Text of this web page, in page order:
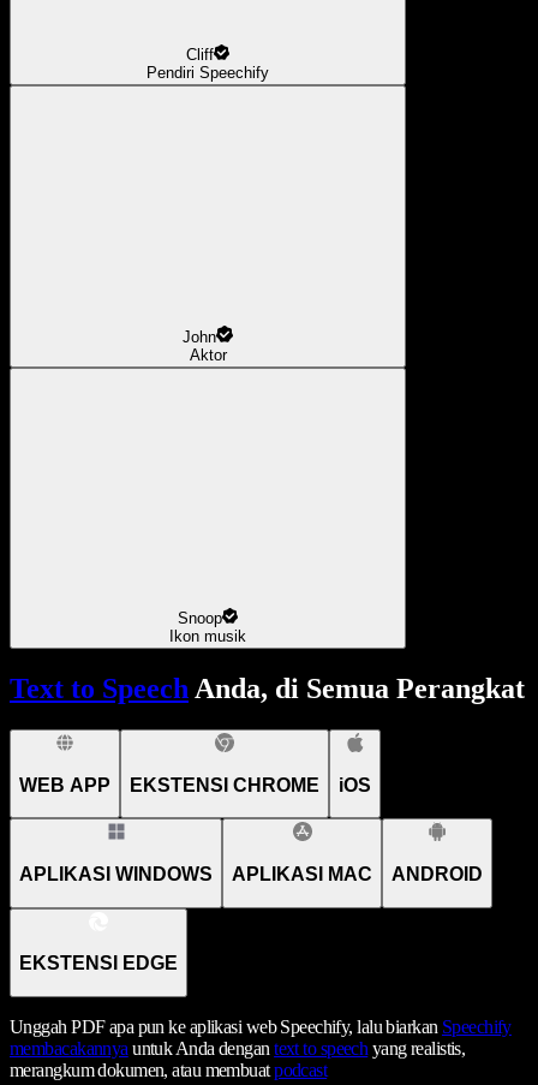
Cliff
Pendiri Speechify
John
Aktor
Snoop
Ikon musik
Text to SpeechAnda, di Semua Perangkat
WEB APP EKSTENSI CHROME iOS
APLIKASI WINDOWS APLIKASI MAC ANDROID
EKSTENSI EDGE
Unggah PDF apa pun ke aplikasi web Speechify, lalu biarkan Speechify
membacakannya untuk Anda dengantext to speech yang realistis,
merangkum dokumen, atau membuatpodcast